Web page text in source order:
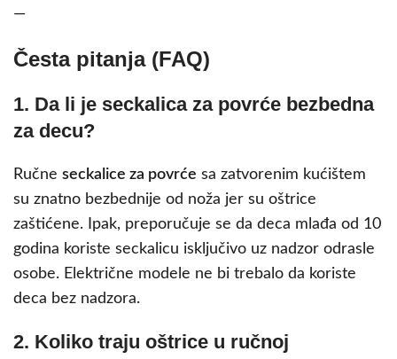
—
Česta pitanja (FAQ)
1. Da li je seckalica za povrće bezbedna
za decu?
Ručne seckalice za povrće sa zatvorenim kućištem
su znatno bezbednije od noža jer su oštrice
zaštićene. Ipak, preporučuje se da deca mlađa od 10
godina koriste seckalicu isključivo uz nadzor odrasle
osobe. Električne modele ne bi trebalo da koriste
deca bez nadzora.
2. Koliko traju oštrice u ručnoj